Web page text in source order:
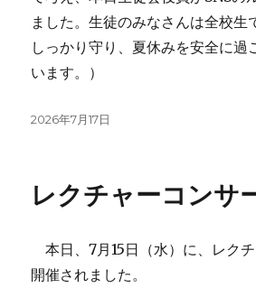
ました。生徒のみなさんは全校生
しっかり守り、夏休みを安全に過
います。）
投
2026年7月17日
レクチャーコンサ
本日、7月15日（水）に、レク
開催されました。